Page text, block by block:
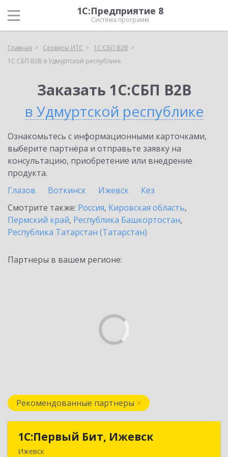
1С:Предприятие 8
Система программ
Главная Сервисы ИТС
1С:СБП B2B
1С:СБП B2B в Удмуртской республике
Заказать 1С:СБП B2B
в Удмуртской республике
Ознакомьтесь с информационными карточками,
выберите партнёра и отправьте заявку на
консультацию, приобретение или внедрение
продукта.
Глазов
Воткинск Ижевск
Кез
Смотрите также: Россия, Кировская область,
Пермский край, Республика Башкортостан,
Республика Татарстан (Татарстан)
Партнеры в вашем регионе:
Рекомендованные партнеры
1С:Первый Бит, Ижевск
Ижевск
1С:Первый Бит, Ижевск